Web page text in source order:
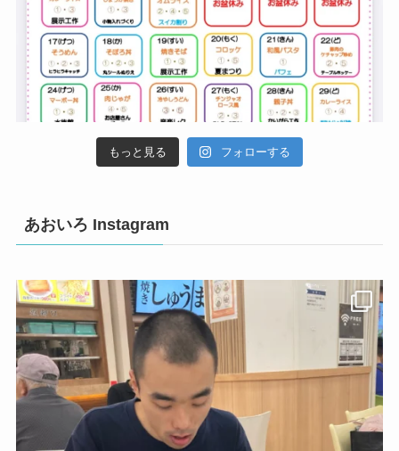
もっと見る フォローする
あおいろ Instagram